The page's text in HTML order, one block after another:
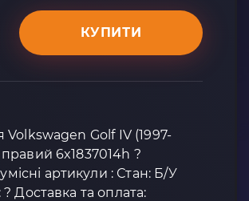
КУПИТИ
Golf IV (1997-
6x1837014h ?
артикули : Стан: Б/У
Доставка та оплата: